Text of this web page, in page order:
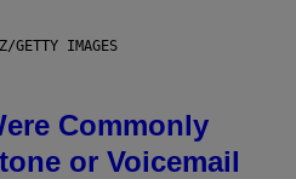
GETTY IMAGES
Commonly
or Voicemail